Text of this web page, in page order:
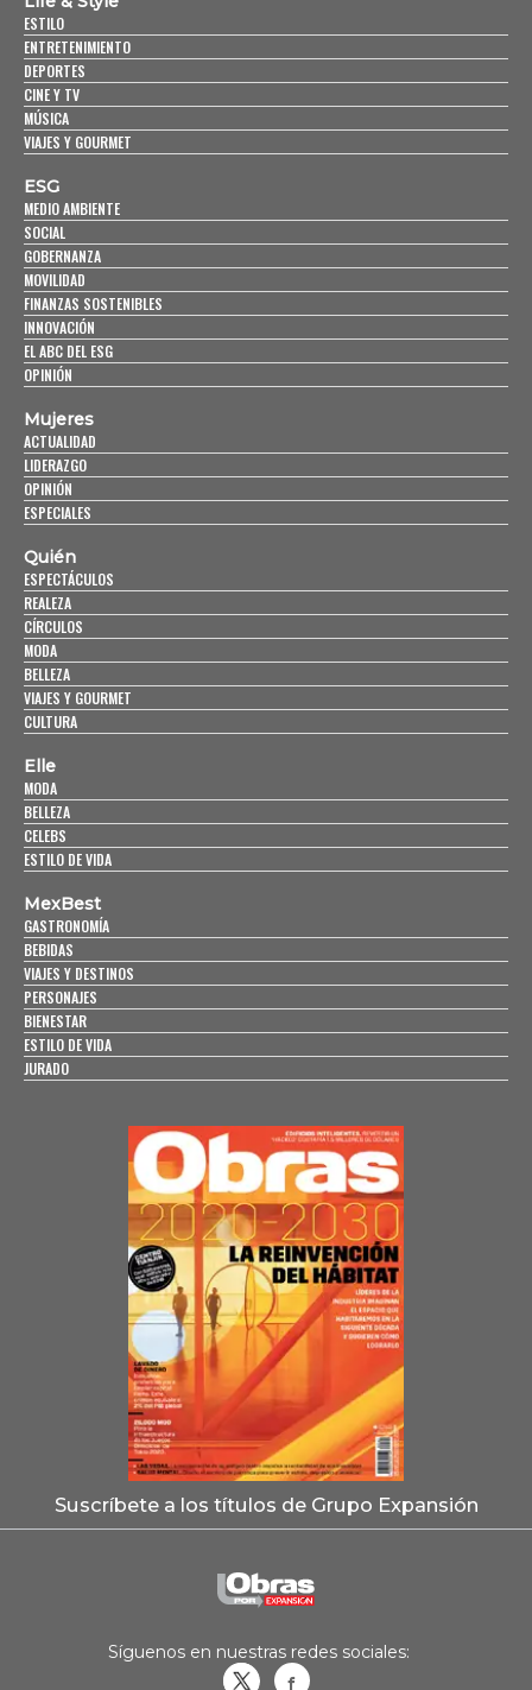
ESTILO
ENTRETENIMIENTO
DEPORTES
CINE Y TV
MÚSICA
VIAJES Y GOURMET
ESG
MEDIO AMBIENTE
SOCIAL
GOBERNANZA
MOVILIDAD
FINANZAS SOSTENIBLES
INNOVACIÓN
EL ABC DEL ESG
OPINIÓN
Mujeres
ACTUALIDAD
LIDERAZGO
OPINIÓN
ESPECIALES
Quién
ESPECTÁCULOS
REALEZA
CÍRCULOS
MODA
BELLEZA
VIAJES Y GOURMET
CULTURA
Elle
MODA
BELLEZA
CELEBS
ESTILO DE VIDA
MexBest
GASTRONOMÍA
BEBIDAS
VIAJES Y DESTINOS
PERSONAJES
BIENESTAR
ESTILO DE VIDA
JURADO
Suscríbete a los títulos de Grupo Expansión
Síguenos en nuestras redes sociales: